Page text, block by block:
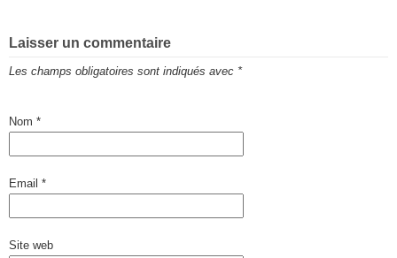
Laisser un commentaire
Les champs obligatoires sont indiqués avec *
Nom *
Email *
Site web